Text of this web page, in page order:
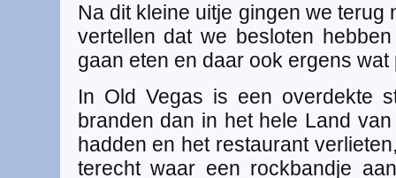
Na dit kleine uitje gingen we terug
vertellen dat we besloten
gaan eten en daar ook ergens
In Old Vegas is een overdekte
branden dan in het hele Land
hadden en het restaurant
terecht waar een rockbandje